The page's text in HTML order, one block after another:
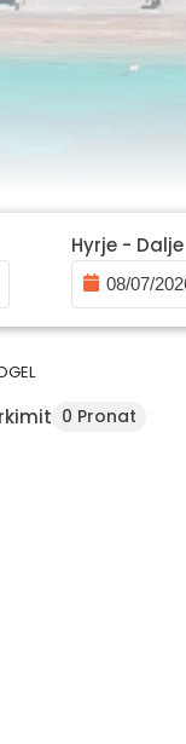
Hyrje - Dalje
0 Pronat